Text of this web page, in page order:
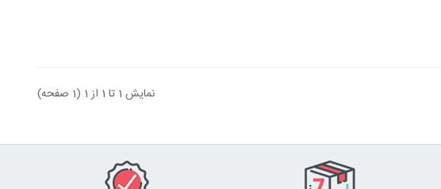
نمایش 1 تا 1 از 1 (1 صفحه)